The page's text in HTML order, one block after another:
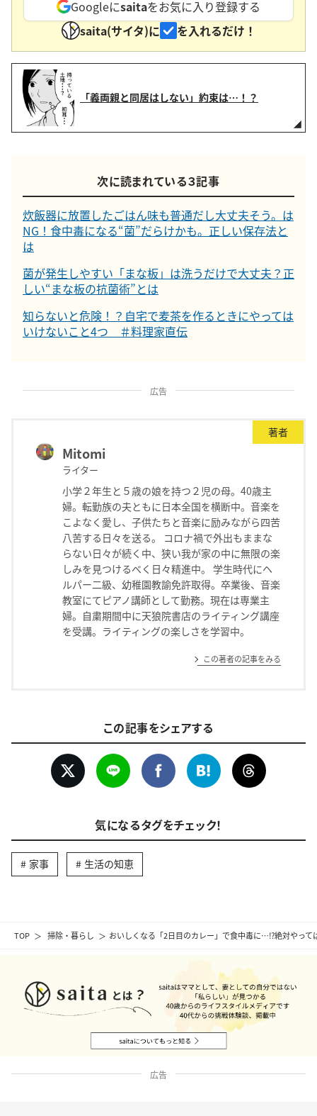
TOP 掃除・暮らし おいしくなる「2日目のカレー」で食中毒に…⁉絶対やって
Googleにsaitaをお気に入り登録する
saita(サイタ)に
を入れるだけ！
「義両親と同居はしない」約束は…！？
次に読まれている３記事
炊飯器に放置したごはん味も普通だし大丈夫そう。は
NG！食中毒になる“菌”だらけかも。正しい保存法と
は
菌が発生しやすい「まな板」は洗うだけで大丈夫？正
しい“まな板の抗菌術”とは
知らないと危険！？自宅で麦茶を作るときにやっては
いけないこと4つ ＃料理家直伝
広告
著者
Mitomi
ライター
小学２年生と５歳の娘を持つ２児の母。40歳主
婦。転勤族の夫ともに日本全国を横断中。音楽を
こよなく愛し、子供たちと音楽に励みながら四苦
八苦する日々を送る。 コロナ禍で外出もままな
らない日々が続く中、狭い我が家の中に無限の楽
しみを見つけるべく日々精進中。 学生時代にヘ
ルパー二級、幼稚園教諭免許取得。卒業後、音楽
教室にてピアノ講師として勤務。現在は専業主
婦。自粛期間中に天狼院書店のライティング講座
を受講。ライティングの楽しさを学習中。
この著者の記事をみる
この記事をシェアする
気になるタグをチェック！
家事 生活の知恵
広告